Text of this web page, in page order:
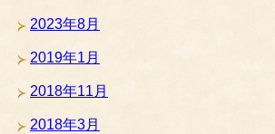
2023年8月
2019年1月
2018年11月
2018年3月